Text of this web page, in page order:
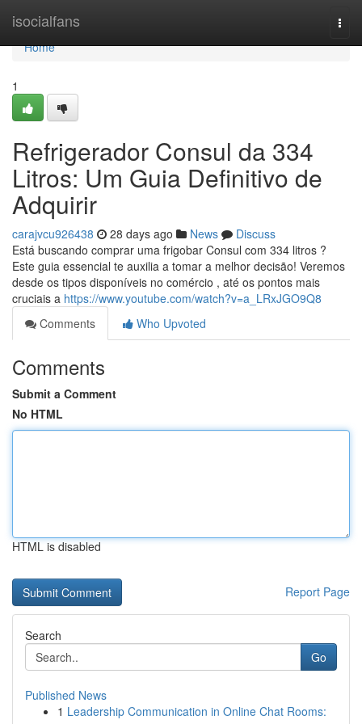
isocialfans
Home
Home
1
Refrigerador Consul da 334
Litros: Um Guia Definitivo de
Adquirir
carajvcu926438 28 days ago News
Discuss
Está buscando comprar uma frigobar Consul com 334 litros ?
Este guia essencial te auxilia a tomar a melhor decisão! Veremos
desde os tipos disponíveis no comércio , até os pontos mais
cruciais a https://www.youtube.com/watch?v=a_LRxJGO9Q8
Comments
Who Upvoted
Comments
Submit a Comment
No HTML
HTML is disabled
Report Page
Search
Go
Published News
1 Leadership Communication in Online Chat Rooms: